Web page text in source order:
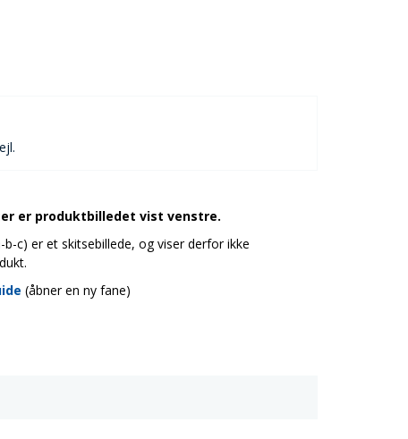
er produktbilledet vist venstre.
c) er et skitsebillede, og viser derfor ikke
(åbner en ny fane)